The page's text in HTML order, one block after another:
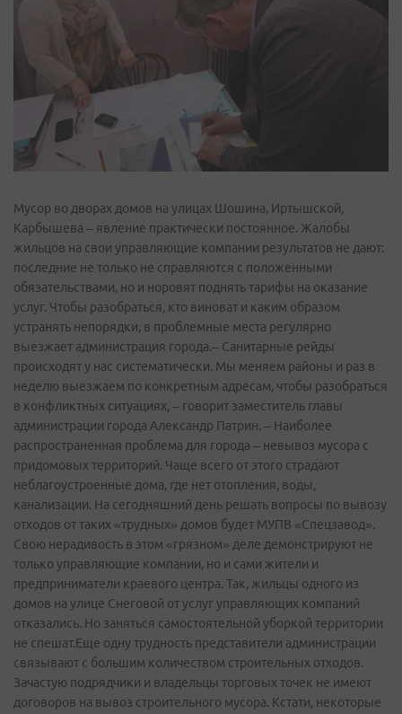
Мусор во дворах домов на улицах Шошина, Иртышской,
Карбышева – явление практически постоянное. Жалобы
жильцов на свои управляющие компании результатов не дают:
последние не только не справляются с положенными
обязательствами, но и норовят поднять тарифы на оказание
услуг. Чтобы разобраться, кто виноват и каким образом
устранять непорядки, в проблемные места регулярно
выезжает администрация города.– Санитарные рейды
происходят у нас систематически. Мы меняем районы и раз в
неделю выезжаем по конкретным адресам, чтобы разобраться
в конфликтных ситуациях, – говорит заместитель главы
администрации города Александр Патрин. – Наиболее
распространенная проблема для города – невывоз мусора с
придомовых территорий. Чаще всего от этого страдают
неблагоустроенные дома, где нет отопления, воды,
канализации. На сегодняшний день решать вопросы по вывозу
отходов от таких «трудных» домов будет МУПВ «Спецзавод».
Свою нерадивость в этом «грязном» деле демонстрируют не
только управляющие компании, но и сами жители и
предприниматели краевого центра. Так, жильцы одного из
домов на улице Снеговой от услуг управляющих компаний
отказались. Но заняться самостоятельной уборкой территории
не спешат.Еще одну трудность представители администрации
связывают с большим количеством строительных отходов.
Зачастую подрядчики и владельцы торговых точек не имеют
договоров на вывоз строительного мусора. Кстати, некоторые